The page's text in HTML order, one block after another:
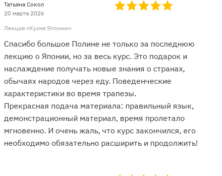
Лекция «Кухня Японии»
Татьяна Сокол
20 марта 2026
Спасибо большое Полине не только за последнюю
лекцию о Японии, но за весь курс. Это подарок и
наслаждение получать новые знания о странах,
обычаях народов через еду. Поведенческие
характеристики во время трапезы.
Прекрасная подача материала: правильный язык,
демонстрационный материал, время пролетало
мгновенно. И очень жаль, что курс закончился, его
необходимо обязательно расширить и продолжить!